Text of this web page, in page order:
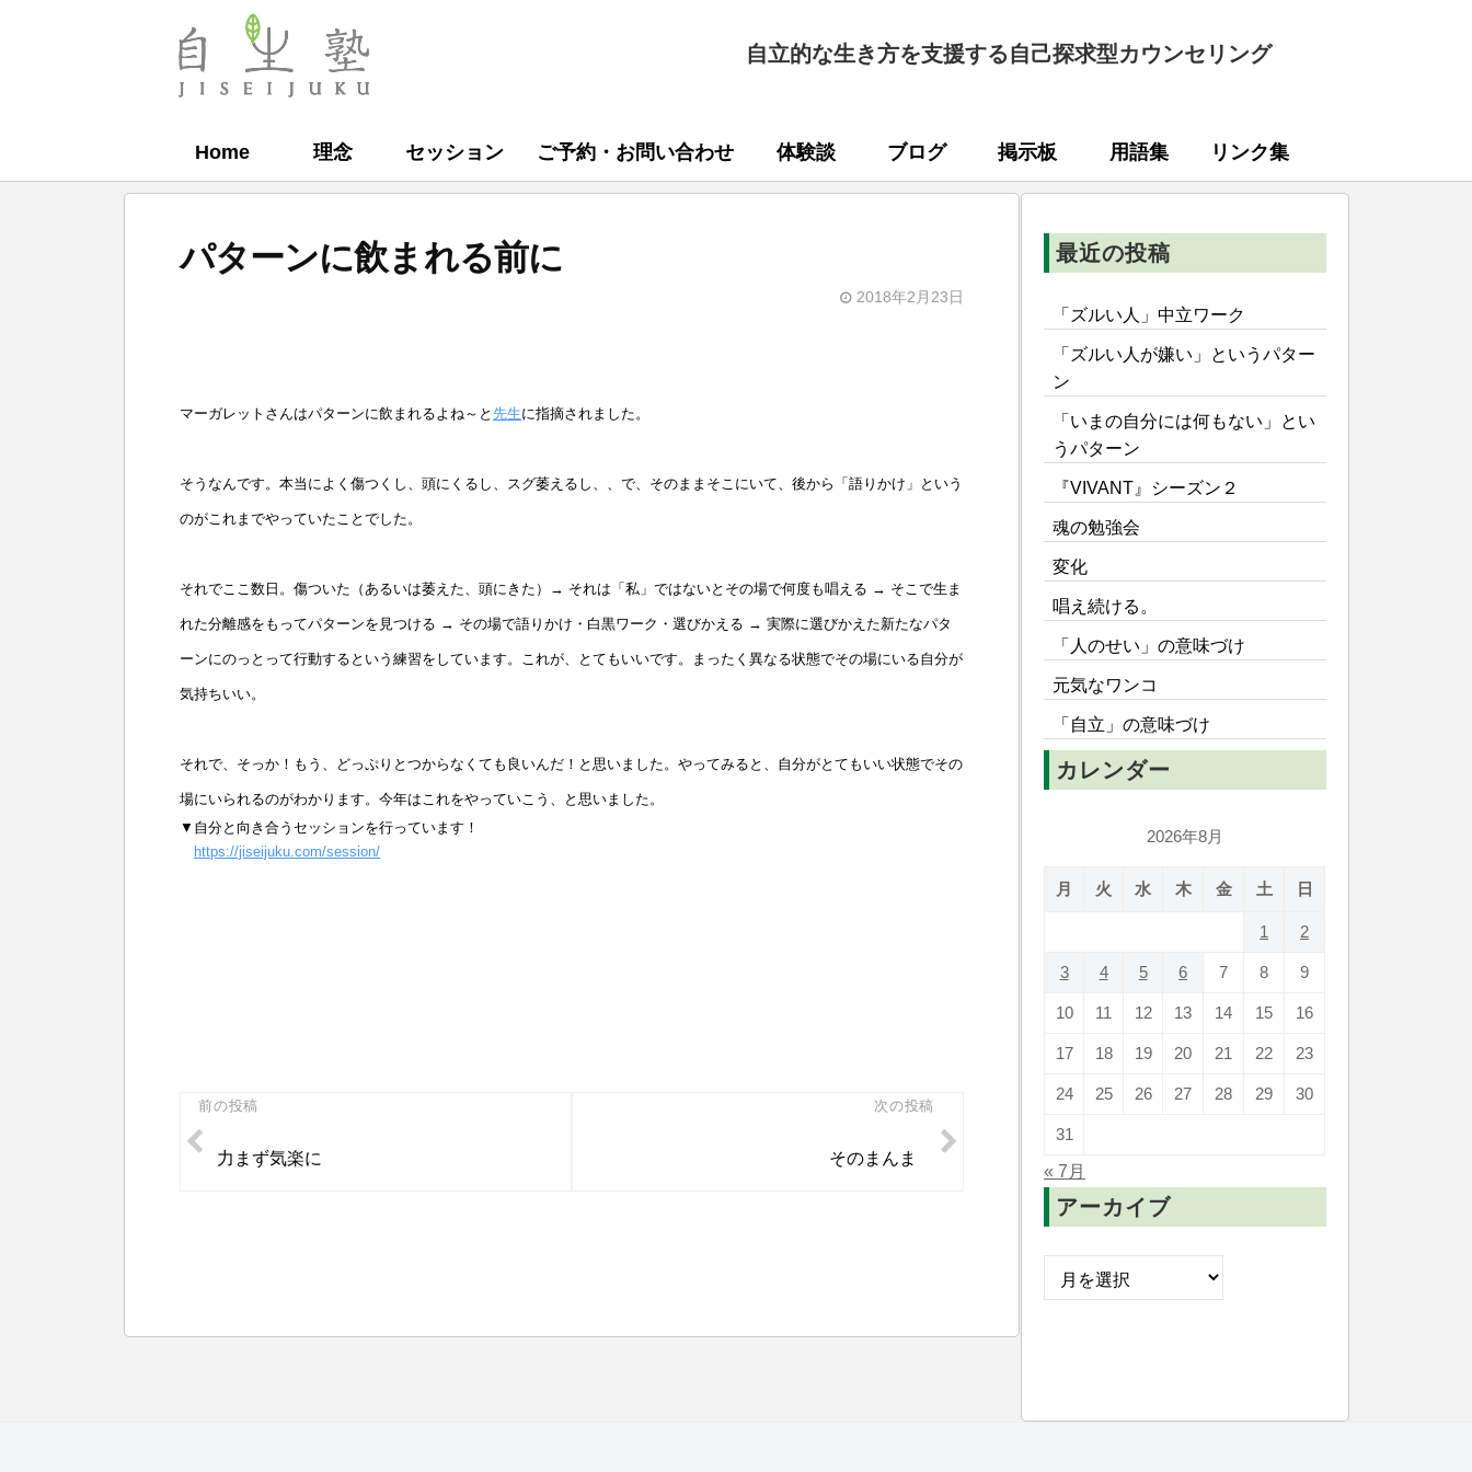
自
自立的な生き方を支援する自己探求型カウンセリング
Home 理念 セッション ご予約・お問い合わせ 体験談 ブログ 掲示板 用語集 リンク集
パターンに飲まれる前に
2018年2月23日
生
マーガレットさんはパターンに飲まれるよね～と先生に指摘されました。
そうなんです。本当によく傷つくし、頭にくるし、スグ萎えるし、、で、そのままそこにいて、後から「語りかけ」という
のがこれまでやっていたことでした。
それでここ数日。傷ついた（あるいは萎えた、頭にきた）→ それは「私」ではないとその場で何度も唱える → そこで生ま
れた分離感をもってパターンを見つける → その場で語りかけ・白黒ワーク・選びかえる → 実際に選びかえた新たなパタ
ーンにのっとって行動するという練習をしています。これが、とてもいいです。まったく異なる状態でその場にいる自分が
気持ちいい。
それで、そっか！もう、どっぷりとつからなくても良いんだ！と思いました。やってみると、自分がとてもいい状態でその
場にいられるのがわかります。今年はこれをやっていこう、と思いました。
▼自分と向き合うセッションを行っています！
https://jiseijuku.com/session/
投
稿
前の投稿
力まず気楽に
次の投稿
そのまんま
最近の投稿
「ズルい人」中立ワーク
「ズルい人が嫌い」というパター
ン
「いまの自分には何もない」とい
うパターン
『VIVANT』シーズン２
魂の勉強会
変化
唱え続ける。
「人のせい」の意味づけ
元気なワンコ
「自立」の意味づけ
カレンダー
2026年8月
月 火 水 木 金 土 日
1 2
3 4 5 6 7 8 9
10 11 12 13 14 15 16
17 18 19 20 21 22 23
24 25 26 27 28 29 30
31
« 7月
アーカイブ
ー